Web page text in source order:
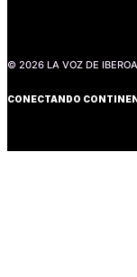
© 2026 LA VOZ DE
CONECTANDO